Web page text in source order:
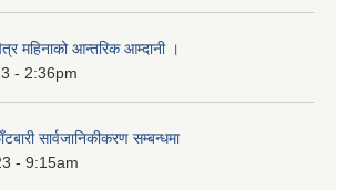
महिनाको आन्तरिक आम्दानी ।
- 2:36pm
सार्वजानिकीकरण सम्बन्धमा
- 9:15am